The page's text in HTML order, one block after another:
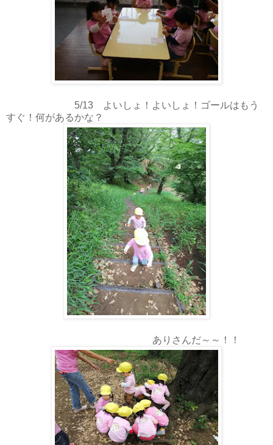
5/13 よいしょ！よいしょ！ゴールはもう
すぐ！何があるかな？
ありさんだ～～！！